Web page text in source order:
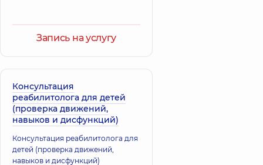
Запись на услугу
Консультация
реабилитолога для детей
(проверка движений,
навыков и дисфункций)
Консультация реабилитолога для
детей (проверка движений,
навыков и дисфункций)